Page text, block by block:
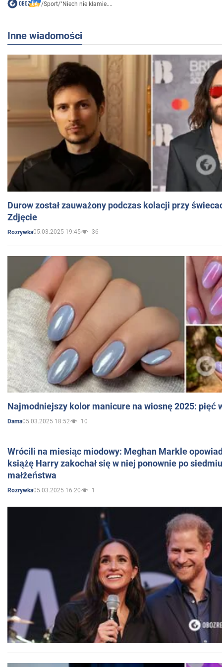
/Sport/"Niech nie kłamie....
Inne wiadomości
Durow został zauważony podczas kolacji przy
Zdjęcie
Rozrywka05.03.2025 19:45 36
Najmodniejszy kolor manicure na wiosnę 2025: pięć
Dama05.03.2025 18:52 10
Wrócili na miesiąc miodowy: Meghan Markle
książę Harry zakochał się w niej ponownie po
małżeństwa
Rozrywka05.03.2025 16:20 1